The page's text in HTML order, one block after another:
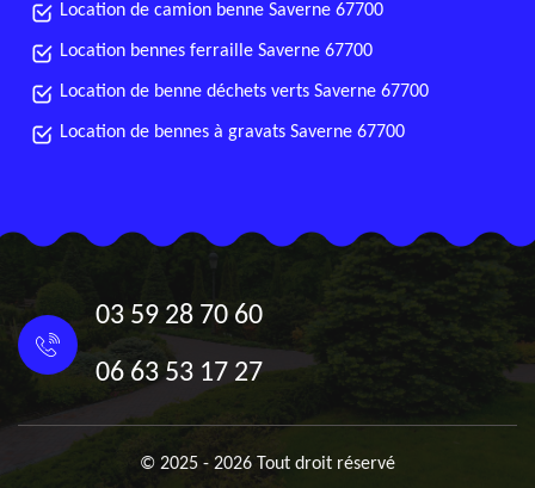
Location de camion benne Saverne 67700
Location bennes ferraille Saverne 67700
Location de benne déchets verts Saverne 67700
Location de bennes à gravats Saverne 67700
03 59 28 70 60
06 63 53 17 27
© 2025 - 2026 Tout droit réservé